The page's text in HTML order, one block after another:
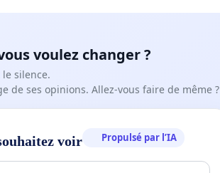
voulez changer ?
silence.
de ses opinions. Allez-vous faire de même ?
voir Propulsé par l’IA